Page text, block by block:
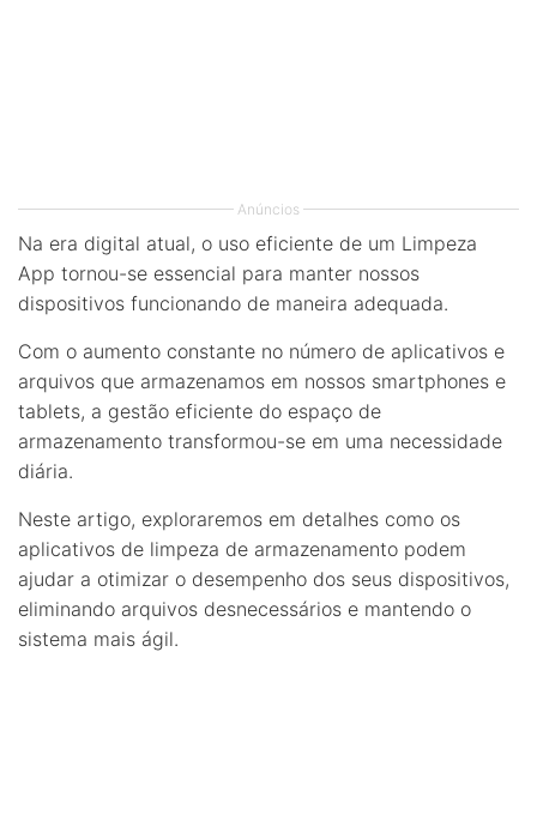
Anúncios
Na era digital atual, o uso eficiente de um Limpeza
App tornou-se essencial para manter nossos
dispositivos funcionando de maneira adequada.
Com o aumento constante no número de aplicativos e
arquivos que armazenamos em nossos smartphones e
tablets, a gestão eficiente do espaço de
armazenamento transformou-se em uma necessidade
diária.
Neste artigo, exploraremos em detalhes como os
aplicativos de limpeza de armazenamento podem
ajudar a otimizar o desempenho dos seus dispositivos,
eliminando arquivos desnecessários e mantendo o
sistema mais ágil.